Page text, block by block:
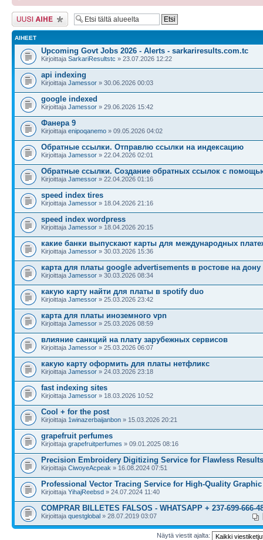
Lähetä uusi viesti
AIHEET
Upcoming Govt Jobs 2026 - Alerts - sarkariresults.com.tc
Kirjoittaja SarkariResultstc » 23.07.2026 12:22
api indexing
Kirjoittaja Jamessor » 30.06.2026 00:03
google indexed
Kirjoittaja Jamessor » 29.06.2026 15:42
Фанера 9
Kirjoittaja enipoqanemo » 09.05.2026 04:02
Обратные ссылки. Отправлю ссылки на индексацию
Kirjoittaja Jamessor » 22.04.2026 02:01
Обратные ссылки. Создание обратных ссылок с
Kirjoittaja Jamessor » 22.04.2026 01:16
speed index tires
Kirjoittaja Jamessor » 18.04.2026 21:16
speed index wordpress
Kirjoittaja Jamessor » 18.04.2026 20:15
какие банки выпускают карты для международных
Kirjoittaja Jamessor » 30.03.2026 15:36
карта для платы google advertisements в ростове на дону
Kirjoittaja Jamessor » 30.03.2026 08:34
какую карту найти для платы в spotify duo
Kirjoittaja Jamessor » 25.03.2026 23:42
карта для платы иноземного vpn
Kirjoittaja Jamessor » 25.03.2026 08:59
влияние санкций на плату зарубежных сервисов
Kirjoittaja Jamessor » 25.03.2026 06:07
какую карту оформить для платы нетфликс
Kirjoittaja Jamessor » 24.03.2026 23:18
fast indexing sites
Kirjoittaja Jamessor » 18.03.2026 10:52
Cool + for the post
Kirjoittaja 1winazerbaijanbon » 15.03.2026 20:21
grapefruit perfumes
Kirjoittaja grapefruitperfumes » 09.01.2025 08:16
Precision Embroidery Digitizing Service for Flawless Results
Kirjoittaja CiwoyeAcpeak » 16.08.2024 07:51
Professional Vector Tracing Service for High-Quality Graphic
Kirjoittaja YihajReebsd » 24.07.2024 11:40
COMPRAR BILLETES FALSOS - WHATSAPP + 237-699-666-
Kirjoittaja questglobal » 28.07.2019 03:07
Näytä viestit ajalta: